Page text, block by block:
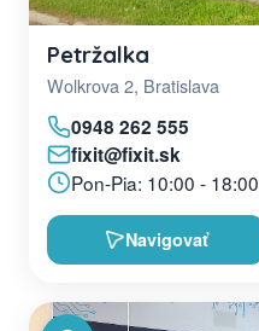
Petržalka
Wolkrova 2, Bratislava
0948 262 555
fixit@fixit.sk
Pon-Pia: 10:00 - 18:00
Navigovať